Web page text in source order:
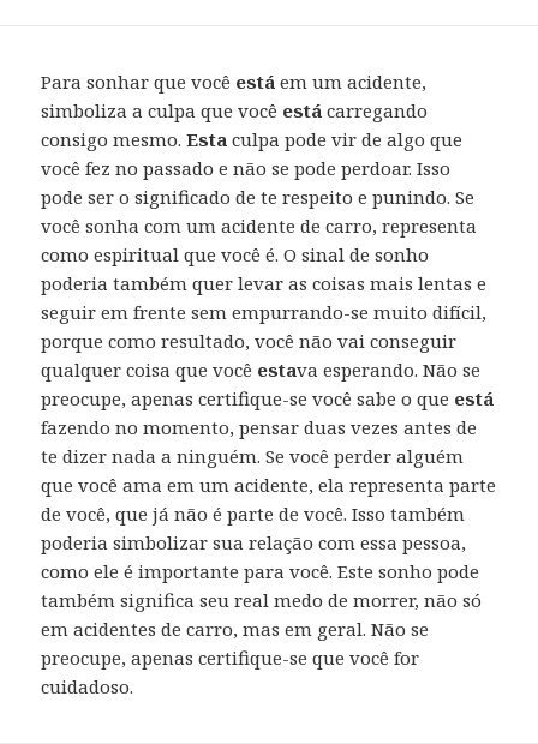
Para sonhar que você está em um acidente,
simboliza a culpa que você está carregando
consigo mesmo.Esta culpa pode vir de algo que
você fez no passado e não se pode perdoar. Isso
pode ser o significado de te respeito e punindo. Se
você sonha com um acidente de carro, representa
como espiritual que você é. O sinal de sonho
poderia também quer levar as coisas mais lentas e
seguir em frente sem empurrando-se muito difícil,
porque como resultado, você não vai conseguir
qualquer coisa que você estava esperando. Não se
preocupe, apenas certifique-se você sabe o que está
fazendo no momento, pensar duas vezes antes de
te dizer nada a ninguém. Se você perder alguém
que você ama em um acidente, ela representa parte
de você, que já não é parte de você. Isso também
poderia simbolizar sua relação com essa pessoa,
como ele é importante para você. Este sonho pode
também significa seu real medo de morrer, não só
em acidentes de carro, mas em geral. Não se
preocupe, apenas certifique-se que você for
cuidadoso.